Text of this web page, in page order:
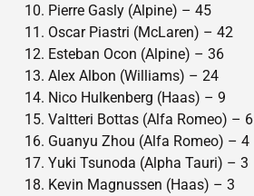
Pierre Gasly (Alpine) – 45
Oscar Piastri (McLaren) – 42
Esteban Ocon (Alpine) – 36
Alex Albon (Williams) – 24
Nico Hulkenberg (Haas) – 9
Valtteri Bottas (Alfa Romeo) – 6
Guanyu Zhou (Alfa Romeo) – 4
Yuki Tsunoda (Alpha Tauri) – 3
Kevin Magnussen (Haas) – 3